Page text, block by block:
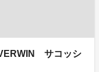
サコッシ